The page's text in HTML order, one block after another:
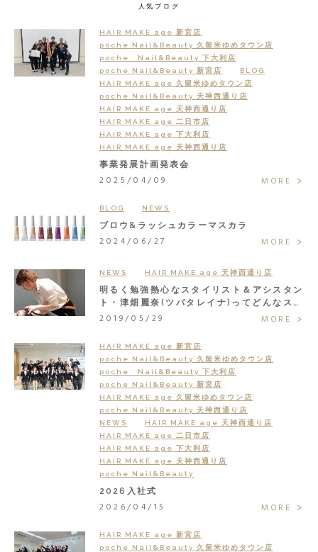
人気ブログ
HAIR MAKE age 新宮店
poche Nail&Beauty 久留米ゆめタウン店
poche Nail&Beauty 下大利店
poche Nail&Beauty 新宮店
BLOG
HAIR MAKE age 久留米ゆめタウン店
poche Nail&Beauty 天神西通り店
HAIR MAKE age 天神西通り店
HAIR MAKE age 二日市店
HAIR MAKE age 下大利店
HAIR MAKE age 天神西通り店
事業発展計画発表会
2025/04/09 MORE
BLOG NEWS
ブロウ&ラッシュカラーマスカラ
2024/06/27 MORE
NEWS HAIR MAKE age 天神西通り店
明るく勉強熱心なスタイリスト＆アシスタン
ト・津畑麗奈(ツバタレイナ)ってどんなスタ
ッフ？
2019/05/29 MORE
HAIR MAKE age 新宮店
poche Nail&Beauty 久留米ゆめタウン店
poche Nail&Beauty 下大利店
poche Nail&Beauty 新宮店
HAIR MAKE age 久留米ゆめタウン店
poche Nail&Beauty 天神西通り店
NEWS
HAIR MAKE age 天神西通り店
HAIR MAKE age 二日市店
HAIR MAKE age 下大利店
HAIR MAKE age 天神西通り店
poche Nail&Beauty
2026入社式
2026/04/15 MORE
HAIR MAKE age 新宮店
poche Nail&Beauty 久留米ゆめタウン店